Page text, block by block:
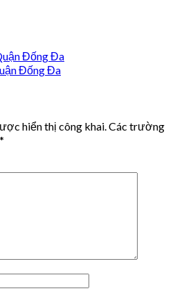
Đống Đa
Đống Đa
hiển thị công khai. Các trường
*